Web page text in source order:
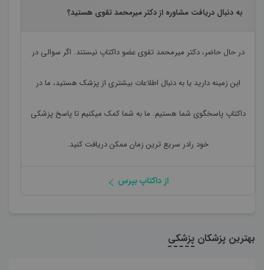
به دنبال دریافت مشاوره از دکتر میرمحمد تقوی هستید؟
در حال حاضر،دکتر میرمحمد تقویعضو داکتاپ نیستند. اگر سوالی در
این زمینه دارید یا به دنبال اطلاعات بیشتری از پزشک هستید، ما در
داکتاپ پاسخگوی شما هستیم. ما به شما کمک میکنیم تا پاسخ پزشکی
خود رادر سریع ترین زمان ممکن دریافت کنید.
از داکتاپ بپرس
بهترین پزشکان پزشکی